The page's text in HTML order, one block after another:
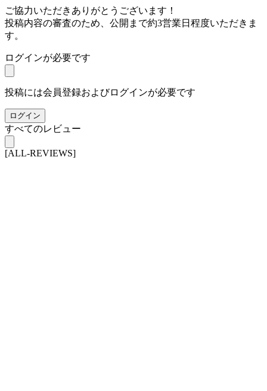
ご協力いただきありがとうございます！
投稿内容の審査のため、公開まで約3営業日程度いただきま
す。
ログインが必要です
投稿には会員登録およびログインが必要です
ログイン
すべてのレビュー
[ALL-REVIEWS]